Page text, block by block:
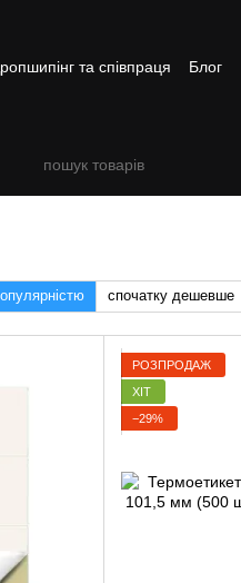
та співпраця
Блог
спочатку дешевше
РОЗПРОДАЖ
ХІТ
−29%